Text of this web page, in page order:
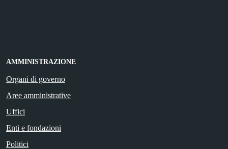
AMMINISTRAZIONE
Organi di governo
Aree amministrative
Uffici
Enti e fondazioni
Politici